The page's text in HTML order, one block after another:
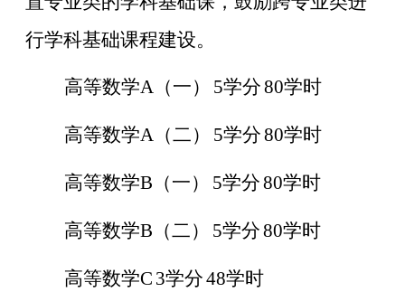
行学科基础课程建设。
高等数学A（一） 5学分80学时
高等数学A（二） 5学分80学时
高等数学B（一） 5学分80学时
高等数学B（二） 5学分80学时
高等数学C 3学分48学时